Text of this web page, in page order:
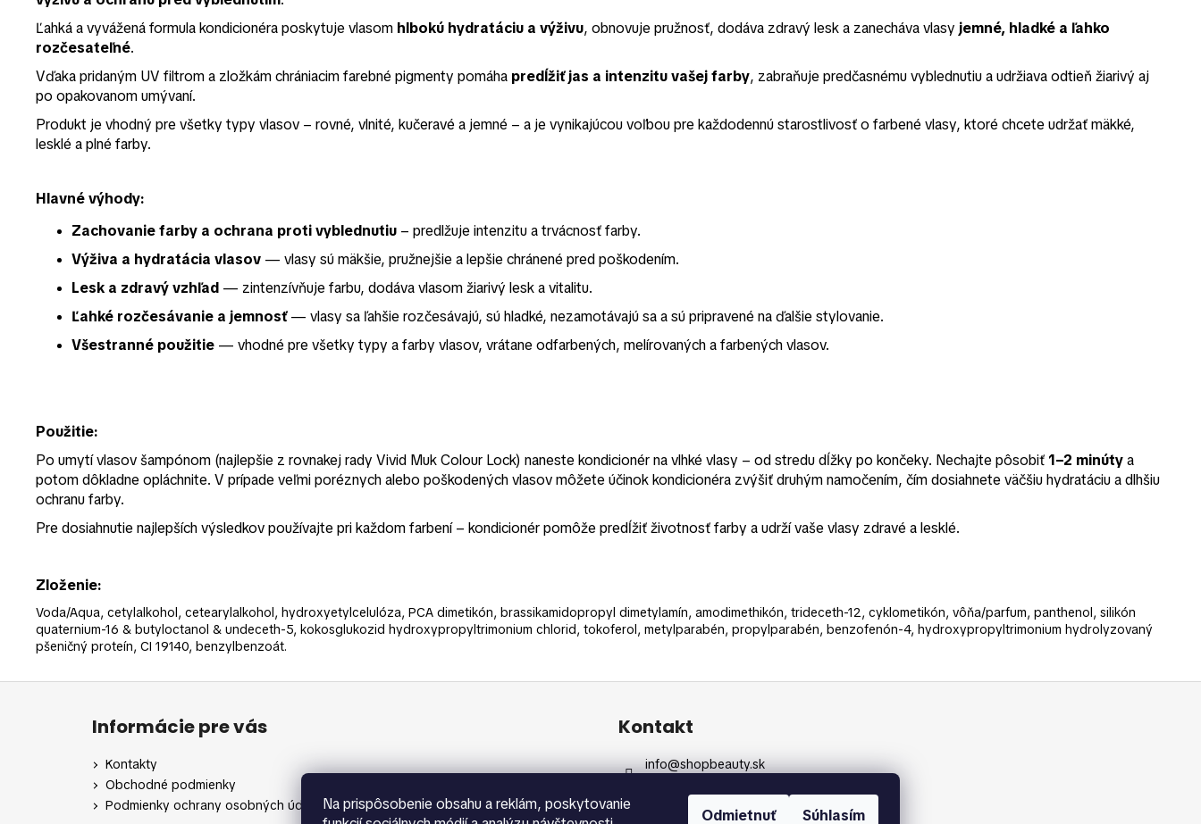
Na prispôsobenie obsahu a reklám, poskytovanie
Odmietnuť Súhlasím
Ľahká a vyvážená formula kondicionéra poskytuje vlasom hlbokú hydratáciu a výživu, obnovuje pružnosť, dodáva zdravý lesk a zanecháva vlasy jemné, hladké a ľahko
rozčesateľné.
Vďaka pridaným UV filtrom a zložkám chrániacim farebné pigmenty pomáha predĺžiť jas a intenzitu vašej farby, zabraňuje predčasnému vyblednutiu a udržiava odtieň žiarivý aj
po opakovanom umývaní.
Produkt je vhodný pre všetky typy vlasov – rovné, vlnité, kučeravé a jemné – a je vynikajúcou voľbou pre každodennú starostlivosť o farbené vlasy, ktoré chcete udržať mäkké,
lesklé a plné farby.
Hlavné výhody:
Zachovanie farby a ochrana proti vyblednutiu – predlžuje intenzitu a trvácnosť farby.
Výživa a hydratácia vlasov — vlasy sú mäkšie, pružnejšie a lepšie chránené pred poškodením.
Lesk a zdravý vzhľad — zintenzívňuje farbu, dodáva vlasom žiarivý lesk a vitalitu.
Ľahké rozčesávanie a jemnosť— vlasy sa ľahšie rozčesávajú, sú hladké, nezamotávajú sa a sú pripravené na ďalšie stylovanie.
Všestranné použitie — vhodné pre všetky typy a farby vlasov, vrátane odfarbených, melírovaných a farbených vlasov.
Použitie:
Po umytí vlasov šampónom (najlepšie z rovnakej rady Vivid Muk Colour Lock) naneste kondicionér na vlhké vlasy – od stredu dĺžky po končeky. Nechajte pôsobiť 1–2 minútya
potom dôkladne opláchnite. V prípade veľmi poréznych alebo poškodených vlasov môžete účinok kondicionéra zvýšiť druhým namočením, čím dosiahnete väčšiu hydratáciu a dlhšiu
ochranu farby.
Pre dosiahnutie najlepších výsledkov používajte pri každom farbení – kondicionér pomôže predĺžiť životnosť farby a udrží vaše vlasy zdravé a lesklé.
Zloženie:
Voda/Aqua, cetylalkohol, cetearylalkohol, hydroxyetylcelulóza, PCA dimetikón, brassikamidopropyl dimetylamín, amodimethikón, trideceth-12, cyklometikón, vôňa/parfum, panthenol, silikón
quaternium-16 & butyloctanol & undeceth-5, kokosglukozid hydroxypropyltrimonium chlorid, tokoferol, metylparabén, propylparabén, benzofenón-4, hydroxypropyltrimonium hydrolyzovaný
pšeničný proteín, CI 19140, benzylbenzoát.
Informácie pre vás
Kontakty
Obchodné podmienky
Podmienky ochrany osobných údajov
Kontakt
info@shopbeauty.sk